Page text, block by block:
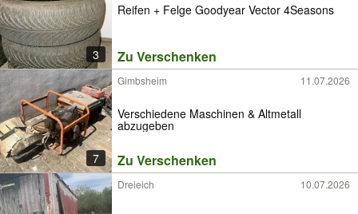
3
Reifen + Felge Goodyear Vector 4Seasons
Zu Verschenken
7
Gimbsheim 11.07.2026
Verschiedene Maschinen & Altmetall
abzugeben
Zu Verschenken
Dreieich 10.07.2026